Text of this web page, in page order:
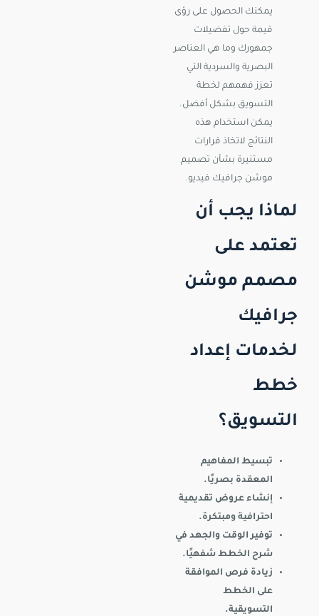
يمكنك الحصول على رؤى
قيمة حول تفضيلات
جمهورك وما هي العناصر
البصرية والسردية التي
تعزز فهمهم لخطة
التسويق بشكل أفضل.
يمكن استخدام هذه
النتائج لاتخاذ قرارات
مستنيرة بشأن تصميم
موشن جرافيك فيديو.
لماذا يجب أن
تعتمد على
مصمم موشن
جرافيك
لخدمات إعداد
خطط
التسويق؟
تبسيط المفاهيم
المعقدة بصريًا.
إنشاء عروض تقديمية
احترافية ومبتكرة.
توفير الوقت والجهد في
شرح الخطط شفهيًا.
زيادة فرص الموافقة
على الخطط
التسويقية.